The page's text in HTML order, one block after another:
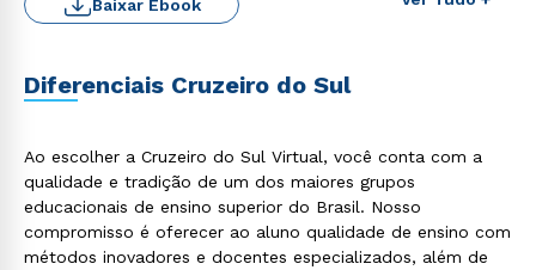
Baixar Ebook
Diferenciais Cruzeiro do Sul
Ao escolher a Cruzeiro do Sul Virtual, você conta com a
qualidade e tradição de um dos maiores grupos
educacionais de ensino superior do Brasil. Nosso
compromisso é oferecer ao aluno qualidade de ensino com
métodos inovadores e docentes especializados, além de